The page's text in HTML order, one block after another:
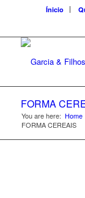
Ínicio
FORMA
You are here: Home
FORMA CEREAIS